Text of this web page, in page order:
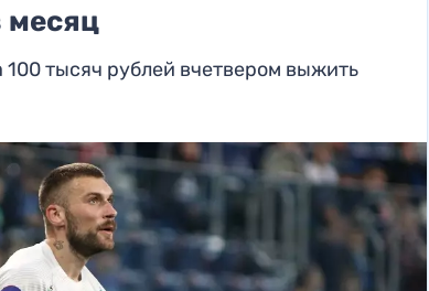
месяц
тысяч рублей вчетвером выжить